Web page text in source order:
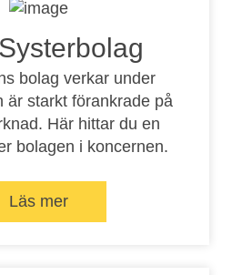
bolag verkar under
är starkt förankrade på
Här hittar du en
bolagen i koncernen.
Läs mer